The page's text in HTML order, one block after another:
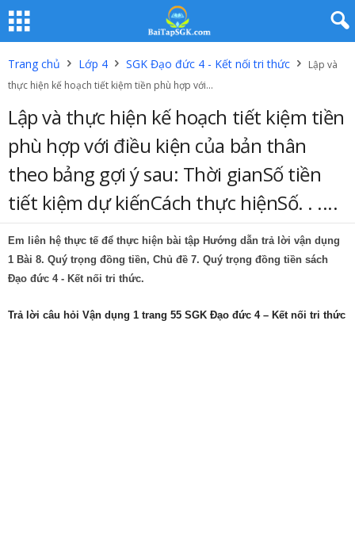
Trang chủ Lớp 4 SGK Đạo đức 4 - Kết nối tri thức
Lập và
thực hiện kế hoạch tiết kiệm tiền phù hợp với...
Lập và thực hiện kế hoạch tiết kiệm tiền
phù hợp với điều kiện của bản thân
theo bảng gợi ý sau: Thời gianSố tiền
tiết kiệm dự kiếnCách thực hiệnSố. . ....
Em liên hệ thực tế để thực hiện bài tập Hướng dẫn trả lời vận dụng
1 Bài 8. Quý trọng đồng tiền, Chủ đề 7. Quý trọng đồng tiền sách
Đạo đức 4 - Kết nối tri thức.
Trả lời câu hỏi Vận dụng 1 trang 55 SGK Đạo đức 4 – Kết nối tri thức